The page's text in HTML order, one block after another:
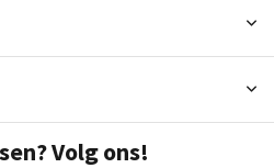
Volg ons!